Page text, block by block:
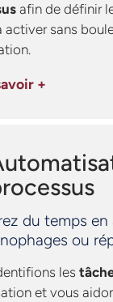
afin de définir
activer sans
+
du temps
ou
les
et vous